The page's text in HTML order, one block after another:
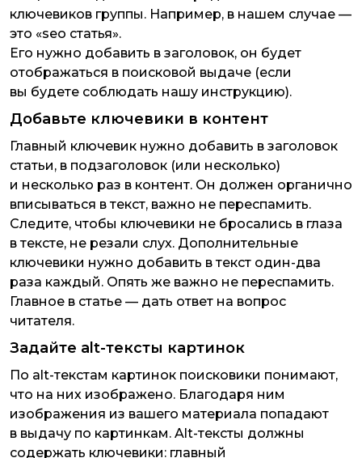
ключевиков группы. Например, в нашем случае —
это «seo статья».
Его нужно добавить в заголовок, он будет
отображаться в поисковой выдаче (если
вы будете соблюдать нашу инструкцию).
Добавьте ключевики в контент
Главный ключевик нужно добавить в заголовок
статьи, в подзаголовок (или несколько)
и несколько раз в контент. Он должен органично
вписываться в текст, важно не переспамить.
Следите, чтобы ключевики не бросались в глаза
в тексте, не резали слух. Дополнительные
ключевики нужно добавить в текст один-два
раза каждый. Опять же важно не переспамить.
Главное в статье — дать ответ на вопрос
читателя.
Задайте alt-тексты картинок
По alt-текстам картинок поисковики понимают,
что на них изображено. Благодаря ним
изображения из вашего материала попадают
в выдачу по картинкам. Alt-тексты должны
содержать ключевики: главный